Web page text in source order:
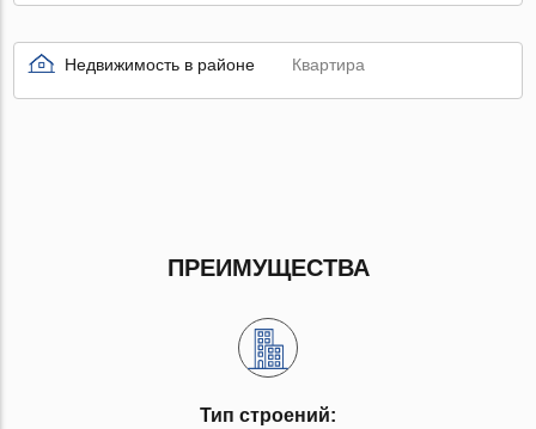
Недвижимость в районе Квартира
ПРЕИМУЩЕСТВА
Тип строений: